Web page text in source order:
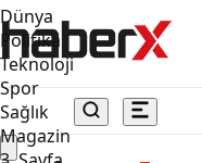
Dünya
Politika
Teknoloji
Spor
Sağlık
Magazin